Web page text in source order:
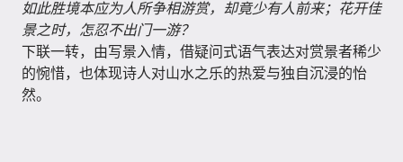
如此胜境本应为人所争相游赏，却竟少有人前来；花开佳
景之时，怎忍不出门一游？
下联一转，由写景入情，借疑问式语气表达对赏景者稀少
的惋惜，也体现诗人对山水之乐的热爱与独自沉浸的怡
然。